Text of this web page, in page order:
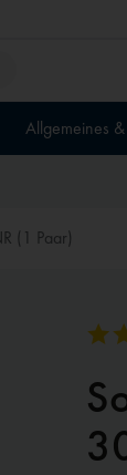
Allgemeines
(1 Paar)